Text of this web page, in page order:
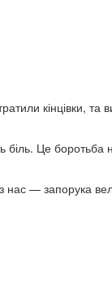
кінцівки, та
Це боротьба
нас — запорука